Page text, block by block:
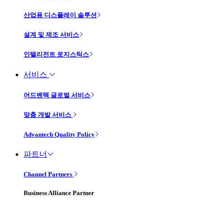
산업용 디스플레이 솔루션
설계 및 제조 서비스
인텔리전트 로지스틱스
서비스
어드밴텍 글로벌 서비스
맞춤 개발 서비스
Advantech Quality Policy
파트너
Channel Partners
Business Alliance Partner